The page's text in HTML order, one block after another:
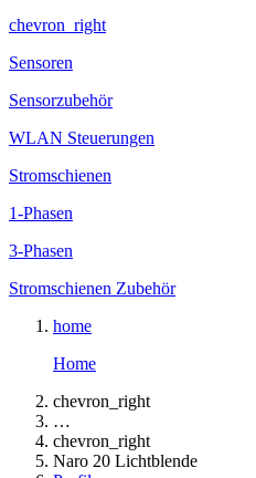
chevron_right
Sensoren
Sensorzubehör
WLAN Steuerungen
Stromschienen
1-Phasen
3-Phasen
Stromschienen Zubehör
home
Home
chevron_right
…
chevron_right
Naro 20 Lichtblende